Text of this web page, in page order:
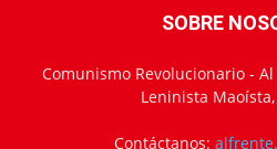
SOBRE
Comunismo Revolucionario -
Leninista
Contáctanos: